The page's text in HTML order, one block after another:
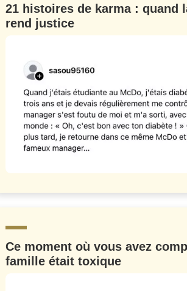
21 histoires de karma : quand
rend justice
Ce moment où vous avez
famille était toxique